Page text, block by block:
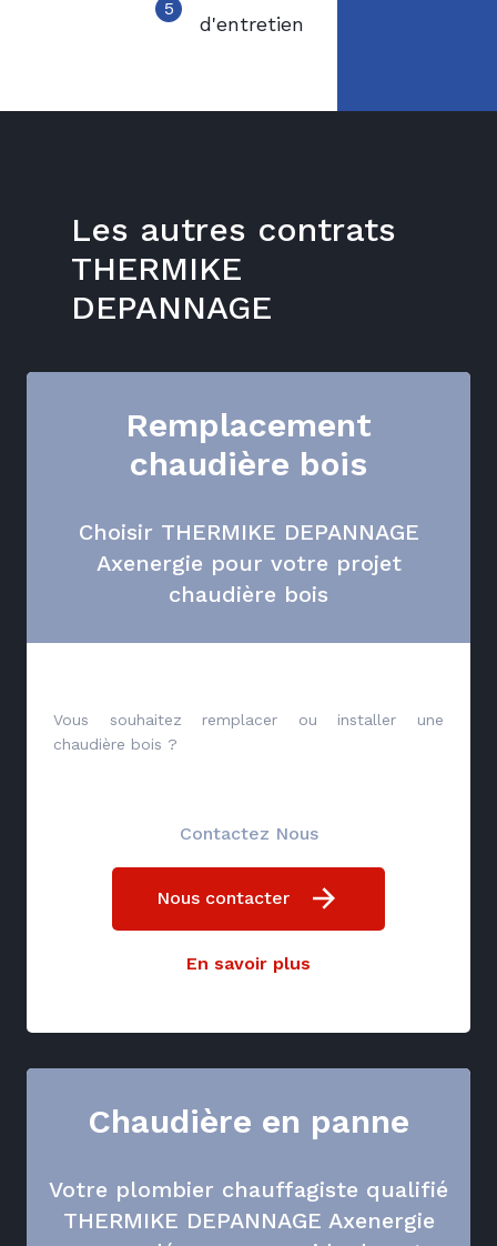
5
d'entretien
Les autres contrats
THERMIKE
DEPANNAGE
Remplacement
chaudière bois
Choisir THERMIKE DEPANNAGE
Axenergie pour votre projet
chaudière bois
Vous souhaitez remplacer ou installer une
chaudière bois ?
Contactez Nous
Nous contacter
En savoir plus
Chaudière en panne
Votre plombier chauffagiste qualifié
THERMIKE DEPANNAGE Axenergie